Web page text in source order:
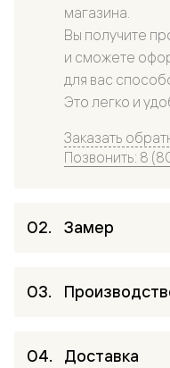
магазина.
Вы получите
и сможете
для вас
Это легко и
Заказать
Позвонить: 8
Замер
Доставка